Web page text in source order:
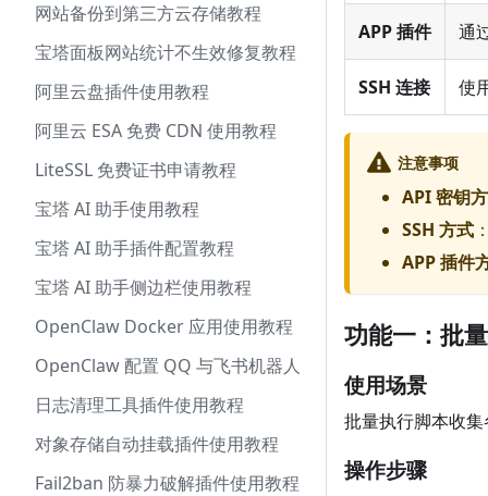
网站备份到第三方云存储教程
宝塔面板网站统计不生效修复教程
阿里云盘插件使用教程
阿里云 ESA 免费 CDN 使用教程
LiteSSL 免费证书申请教程
宝塔 AI 助手使用教程
宝塔 AI 助手插件配置教程
宝塔 AI 助手侧边栏使用教程
OpenClaw Docker 应用使用教程
OpenClaw 配置 QQ 与飞书机器人
日志清理工具插件使用教程
对象存储自动挂载插件使用教程
Fail2ban 防暴力破解插件使用教程
APP 插件 通
SSH 连接 使
注意事项
API 密钥
SSH 方式
APP 插件
功能一：批
使用场景
批量执行脚本收
操作步骤